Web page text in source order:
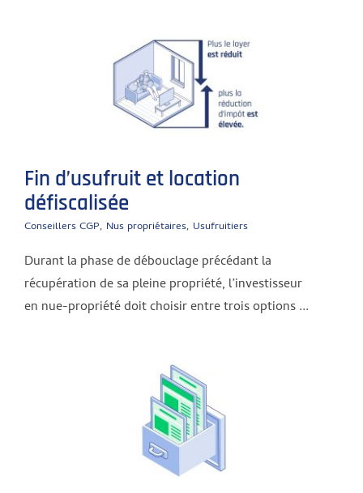
Fin d’usufruit et location
défiscalisée
Conseillers CGP, Nus propriétaires, Usufruitiers
Durant la phase de débouclage précédant la
récupération de sa pleine propriété, l’investisseur
en nue-propriété doit choisir entre trois options ...